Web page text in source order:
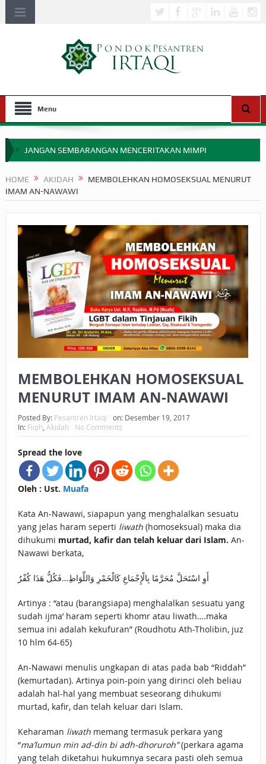
Menu
JANGAN SEMBARANGAN MENCERITAKAN MIMPI
MIMPI YANG DIABAIKAN MENJELANG PERANG BADAR
SEBELUM TIBA SAAT WAJIB?
HAKIKAT NIKMAT DI DUNIA!
BAGAIMANA CARA MEMBAYAR ZAKAT UANG?
UANG HARAM BISA MENJADI HALAL JIKA SEBAB
KEPEMILIKANNYA BERUBAH
ISTIDLAL BATIL VS ISTIDLAL SYAR’I
BAHASA CINTA KARENA ALLAH
HUKUM MEMBAYAR ZAKAT DENGAN CARA MENGANGSUR
HUKUM MEMBAYAR ZAKAT KEPADA KERABAT SENDIRI
HOME AKIDAH
MEMBOLEHKAN HOMOSEKSUAL MENURUT
IMAM AN-NAWAWI
MEMBOLEHKAN HOMOSEKSUAL
MENURUT IMAM AN-NAWAWI
Posted By: Pesantren Irtaqi on: Desember 19, 2017
In: Fiqih Akidah No Comments
Spread the love
Oleh : Ust. Muafa
Kata An-Nawawi, siapapun yang menghalalkan sesuatu
yang jelas haram seperti liwath(homoseksual) maka dia
dihukumi murtad, kafir dan telah keluar dari Islam. An-
Nawawi berkata,
أَوِ اسْتَحَلَّ مُحَرَّمًا بِالْإِجْمَاعِ كَالْخَمْرِ وَاللِّوَاطِ…فَكُلُّ هَذَا كُفْرٌ
Artinya : “atau (barangsiapa) menghalalkan sesuatu yang
sudah ijma’ haram seperti khomr atau liwath….maka
semua ini adalah kekufuran” (Roudhotu Ath-Tholibin, juz
10 hlm 64-65)
An-Nawawi menulis ungkapan di atas pada bab “Riddah”
(kemurtadan). Artinya poin-poin yang dirinci oleh beliau
adalah hal-hal yang membuat seseorang dihukumi
murtad, kafir, dan telah keluar dari Islam.
Keharaman liwathmemang termasuk perkara yang
“ma’lumun min ad-din bi adh-dhoruroh”(perkara agama
yang telah diketahui hukumnya secara pasti oleh semua